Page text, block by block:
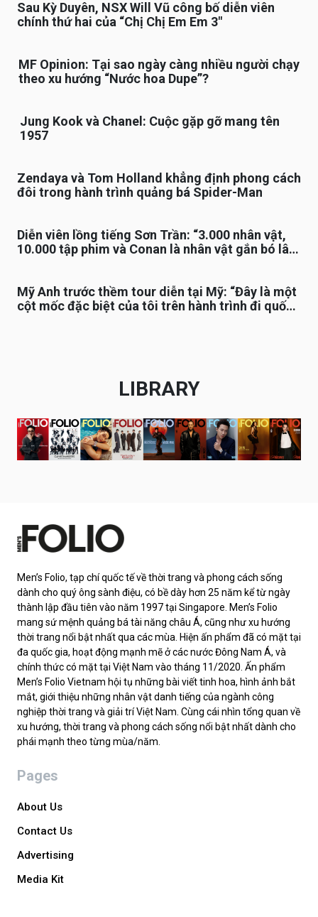
Sau Kỳ Duyên, NSX Will Vũ công bố diễn viên
chính thứ hai của “Chị Chị Em Em 3″
MF Opinion: Tại sao ngày càng nhiều người chạy
theo xu hướng “Nước hoa Dupe”?
Jung Kook và Chanel: Cuộc gặp gỡ mang tên
1957
Zendaya và Tom Holland khẳng định phong cách
đôi trong hành trình quảng bá Spider-Man
Diễn viên lồng tiếng Sơn Trần: “3.000 nhân vật,
10.000 tập phim và Conan là nhân vật gắn bó lâu
Mỹ Anh trước thềm tour diễn tại Mỹ: “Đây là một
cột mốc đặc biệt của tôi trên hành trình đi quốc
LIBRARY
Men’s Folio, tạp chí quốc tế về thời trang và phong cách sống
dành cho quý ông sành điệu, có bề dày hơn 25 năm kể từ ngày
thành lập đầu tiên vào năm 1997 tại Singapore. Men’s Folio
mang sứ mệnh quảng bá tài năng châu Á, cũng như xu hướng
thời trang nổi bật nhất qua các mùa. Hiện ấn phẩm đã có mặt tại
đa quốc gia, hoạt động mạnh mẽ ở các nước Đông Nam Á, và
chính thức có mặt tại Việt Nam vào tháng 11/2020. Ấn phẩm
Men’s Folio Vietnam hội tụ những bài viết tinh hoa, hình ảnh bắt
mắt, giới thiệu những nhân vật danh tiếng của ngành công
nghiệp thời trang và giải trí Việt Nam. Cùng cái nhìn tổng quan về
xu hướng, thời trang và phong cách sống nổi bật nhất dành cho
phái mạnh theo từng mùa/năm.
Pages
About Us
Contact Us
Advertising
Media Kit